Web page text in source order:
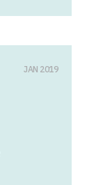
JAN 2019